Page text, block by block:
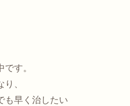
す。
、
も早く治したい